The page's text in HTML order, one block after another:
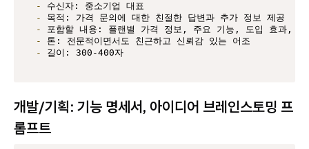
-
-
-
-
-
길이: 300-400자
개발/기획: 기능 명세서, 아이디어 브레인스토밍 프
롬프트